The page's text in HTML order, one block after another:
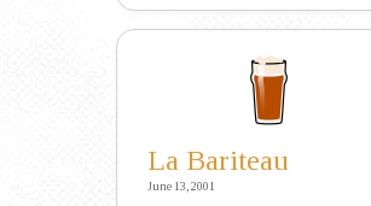
La Bariteau
June 13, 2001